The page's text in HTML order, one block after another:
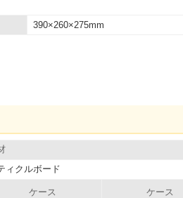
390×260×275mm
ィクルボード
ケース
ケース